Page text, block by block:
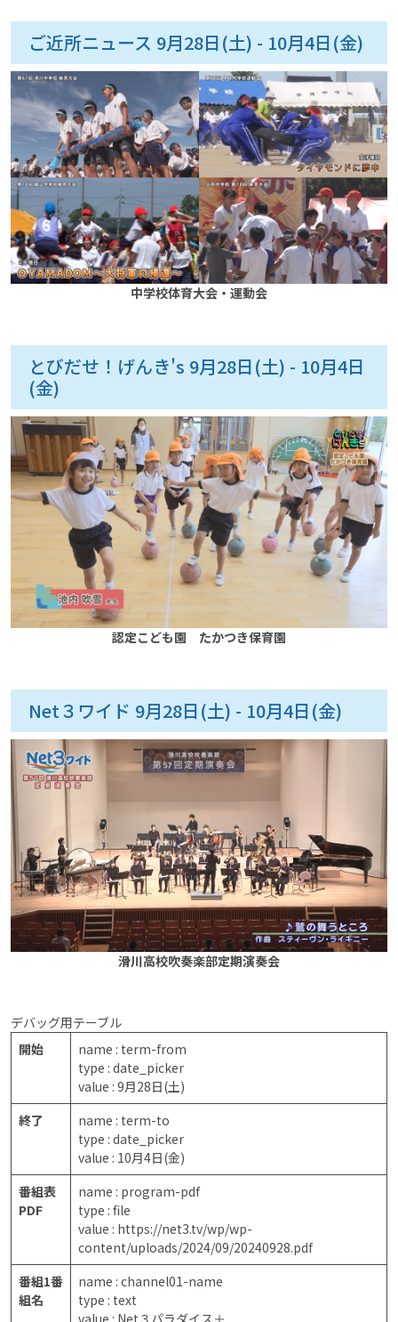
ご近所ニュース 9月28日(土) - 10月4日(金)
中学校体育大会・運動会
とびだせ！げんき's 9月28日(土) - 10月4日
(金)
認定こども園 たかつき保育園
Net３ワイド 9月28日(土) - 10月4日(金)
滑川高校吹奏楽部定期演奏会
デバッグ用テーブル
開始
name : term-from
type : date_picker
value : 9月28日(土)
終了
name : term-to
type : date_picker
value : 10月4日(金)
番組表
PDF
name : program-pdf
type : file
value : https://net3.tv/wp/wp-
content/uploads/2024/09/20240928.pdf
番組1番
組名
name : channel01-name
type : text
value : Net３パラダイス＋